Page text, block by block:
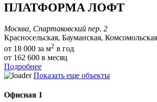
ПЛАТФОРМА ЛОФТ
Москва, Спартаковский пер. 2
Красносельская, Бауманская, Комсомольская
от 18 000 за м2 в год
от 162 600 в месяц
Подробнее
Показать еще объекты
Офисная 1